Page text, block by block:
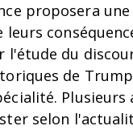
proposera une
l'étude du
de
Plusieurs
selon